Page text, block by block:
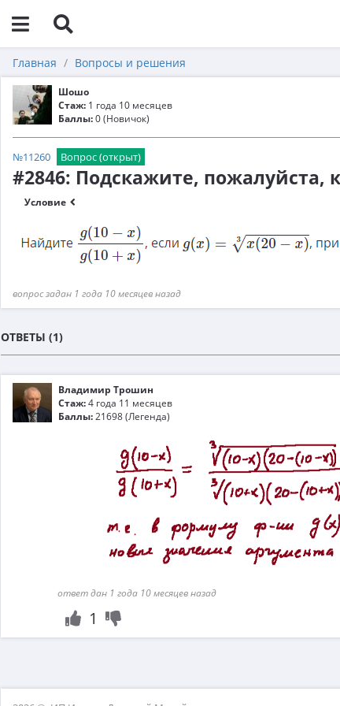
Главная Вопросы и решения
Шошо
Стаж: 1 года 10 месяцев
Баллы:0 (Новичок)
№11260 Вопрос (открыт)
#2846: Подскажите, пожалуйста,
Условие
вопрос задан 1 года 10 месяцев назад
ОТВЕТЫ (1)
Владимир Трошин
Стаж:4 года 11 месяцев
Баллы:21698 (Легенда)
ответ дан 1 года 10 месяцев назад
1